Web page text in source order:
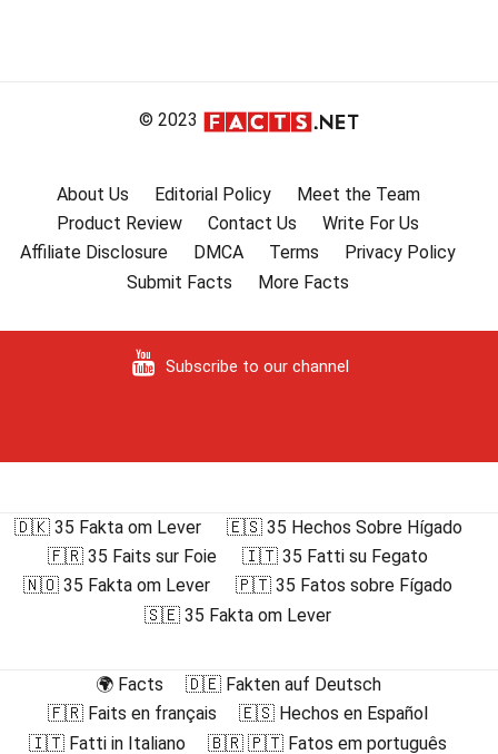
© 2023
About Us Editorial Policy
Meet the Team
Product Review
Contact Us
Write For Us
Affiliate Disclosure
DMCA Terms
Privacy Policy
Submit Facts
More Facts
Subscribe to our channel
🇩🇰 35 Fakta om Lever
🇪🇸 35 Hechos Sobre Hígado
🇫🇷 35 Faits sur Foie
🇮🇹 35 Fatti su Fegato
🇳🇴 35 Fakta om Lever
🇵🇹 35 Fatos sobre Fígado
🇸🇪 35 Fakta om Lever
🌍 Facts
🇩🇪 Fakten auf Deutsch
🇫🇷 Faits en français
🇪🇸 Hechos en Español
🇮🇹 Fatti in Italiano
🇧🇷 🇵🇹 Fatos em português